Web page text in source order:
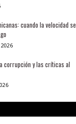
cuando la velocidad se
corrupción y las críticas al